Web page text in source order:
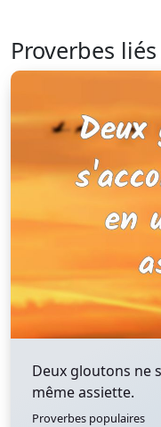
Proverbes liés
Deux gloutons ne
même assiette.
Proverbes populaires